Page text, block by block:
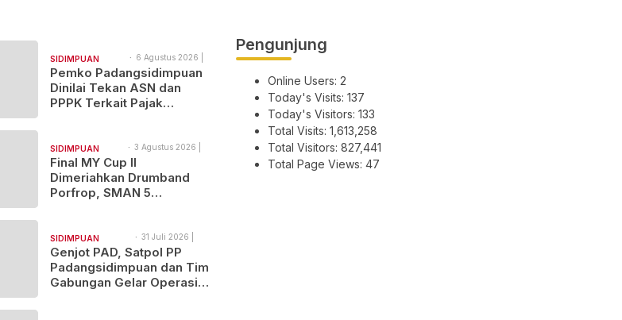
SIDIMPUAN
NAJEGES
6 Agustus 2026 |
14:21
Pemko Padangsidimpuan
Dinilai Tekan ASN dan
PPPK Terkait Pajak
SIDIMPUAN
NAJEGES
3 Agustus 2026 |
10:46
Final MY Cup II
Dimeriahkan Drumband
Porfrop, SMAN 5
SIDIMPUAN
NAJEGES
31 Juli 2026 |
15:43
Genjot PAD, Satpol PP
Padangsidimpuan dan Tim
Gabungan Gelar Operasi
Pengunjung
Online Users: 2
Today's Visits: 137
Today's Visitors: 133
Total Visits: 1,613,258
Total Visitors: 827,441
Total Page Views: 47